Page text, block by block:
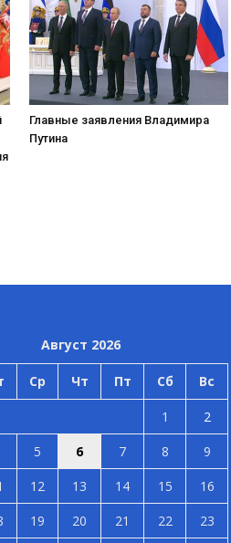
Главные заявления Владимира
Путина
Август 2026
Ср Чт Пт Сб Вс
1
2
5 6 7 8
9
12 13 14 15
16
19 20 21 22 23